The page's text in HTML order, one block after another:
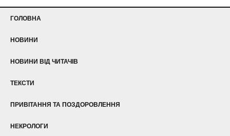
ГОЛОВНА
НОВИНИ
НОВИНИ ВІД ЧИТАЧІВ
ТЕКСТИ
ПРИВІТАННЯ ТА ПОЗДОРОВЛЕННЯ
НЕКРОЛОГИ